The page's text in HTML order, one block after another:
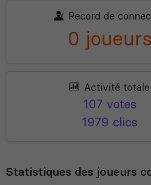
Record de
0 joueurs
Activité totale
107 votes
1979 clics
Statistiques des joueurs